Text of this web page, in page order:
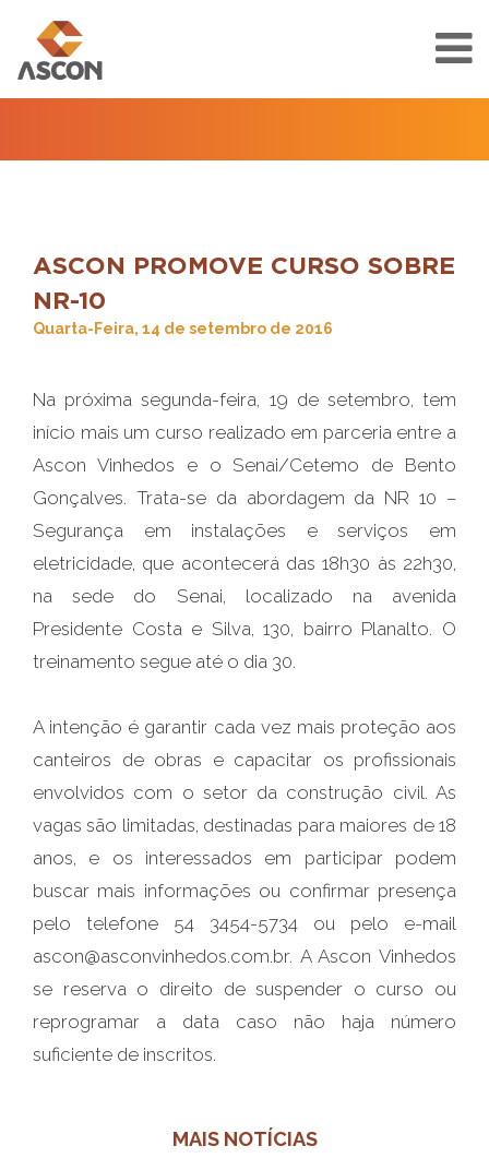
ASCON PROMOVE CURSO SOBRE
NR-10
Quarta-Feira, 14 de setembro de 2016
Na próxima segunda-feira, 19 de setembro, tem
início mais um curso realizado em parceria entre a
Ascon Vinhedos e o Senai/Cetemo de Bento
Gonçalves. Trata-se da abordagem da NR 10 –
Segurança em instalações e serviços em
eletricidade, que acontecerá das 18h30 às 22h30,
na sede do Senai, localizado na avenida
Presidente Costa e Silva, 130, bairro Planalto. O
treinamento segue até o dia 30.
A intenção é garantir cada vez mais proteção aos
canteiros de obras e capacitar os profissionais
envolvidos com o setor da construção civil. As
vagas são limitadas, destinadas para maiores de 18
anos, e os interessados em participar podem
buscar mais informações ou confirmar presença
pelo telefone 54 3454-5734 ou pelo e-mail
ascon@asconvinhedos.com.br. A Ascon Vinhedos
se reserva o direito de suspender o curso ou
reprogramar a data caso não haja número
suficiente de inscritos.
MAIS NOTÍCIAS